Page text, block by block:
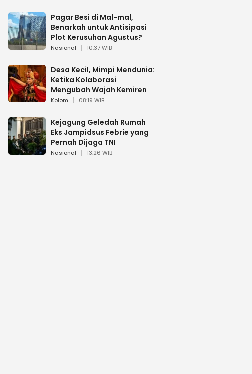
Pagar Besi di Mal-mal,
Benarkah untuk Antisipasi
Plot Kerusuhan Agustus?
Nasional 10:37 WIB
Desa Kecil, Mimpi Mendunia:
Ketika Kolaborasi
Mengubah Wajah Kemiren
Kolom 08:19 WIB
Kejagung Geledah Rumah
Eks Jampidsus Febrie yang
Pernah Dijaga TNI
Nasional 13:26 WIB